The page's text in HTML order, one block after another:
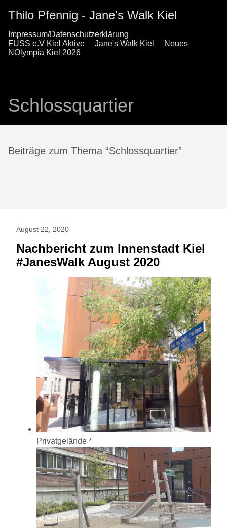
Thilo Pfennig - Jane's Walk Kiel
Impressum/Datenschutzerklärung
FUSS e.V Kiel Aktive
Jane's Walk Kiel
Neues
NOlympia Kiel 2026
Schlossquartier
Beiträge zum Thema “Schlossquartier”
August 22, 2020
Nachbericht zum Innenstadt Kiel
#JanesWalk August 2020
Privatgelände *